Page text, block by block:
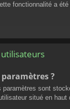
fonctionnalité a
?
sont
situé en